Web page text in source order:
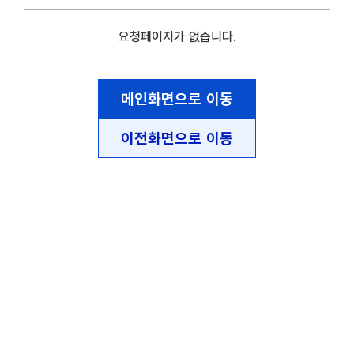
요청페이지가 없습니다.
메인화면으로 이동
이전화면으로 이동